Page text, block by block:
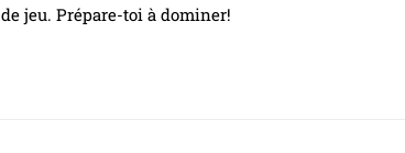
de jeu. Prépare-toi à dominer!